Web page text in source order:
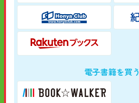
電子書籍を買う